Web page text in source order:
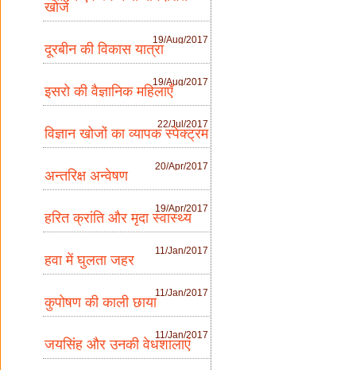
खोजें
19/Aug/2017
दूरबीन की विकास यात्रा
19/Aug/2017
इसरो की वैज्ञानिक महिलाएँ
22/Jul/2017
विज्ञान खोजों का व्यापक स्पेक्ट्रम
20/Apr/2017
अन्तरिक्ष अन्वेषण
19/Apr/2017
हरित क्रांति और मृदा स्वास्थ्य
11/Jan/2017
हवा में घुलता जहर
11/Jan/2017
कुपोषण की काली छाया
11/Jan/2017
जयसिंह और उनकी वेधशालाएं